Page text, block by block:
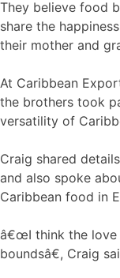
They believe food
share the
their mother and
At Caribbean
the brothers took
versatility of
Craig shared
and also spoke
Caribbean food in
â€œI think the love
boundsâ€, Craig